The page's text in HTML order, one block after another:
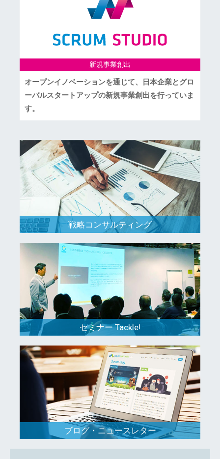
新規事業創出
オープンイノベーションを通じて、日本企業とグロ
ーバルスタートアップの新規事業創出を行っていま
す。
戦略コンサルティング
セミナー Tackle!
ブログ・ニュースレター